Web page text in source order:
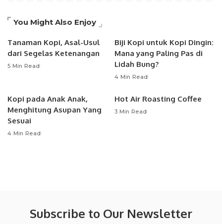
You Might Also Enjoy
Tanaman Kopi, Asal-Usul
dari Segelas Ketenangan
5 Min Read
Biji Kopi untuk Kopi Dingin:
Mana yang Paling Pas di
Lidah Bung?
4 Min Read
Kopi pada Anak Anak,
Menghitung Asupan Yang
Sesuai
4 Min Read
Hot Air Roasting Coffee
3 Min Read
Subscribe to Our Newsletter